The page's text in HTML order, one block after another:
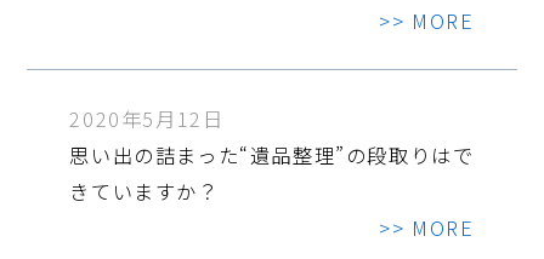
>> MORE
2020年5月12日
思い出の詰まった“遺品整理”の段取りはで
きていますか？
>> MORE